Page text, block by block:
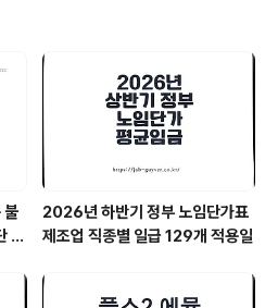
갤럭시탭s9fe와 갤
저가로구입할 수 있
. 갤럭시탭s9FE 제품
으로 출시되며, 실버
토어에서만 추가로 제
불
원
2026년 하반기 정부 노임단가표
제조업 직종별 일급 129개 적용일